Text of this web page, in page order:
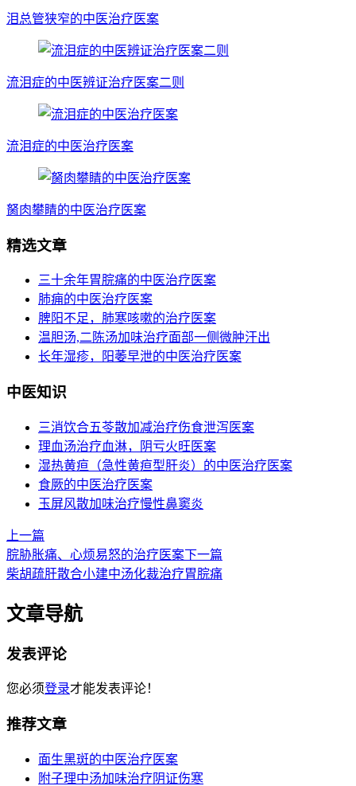
泪总管狭窄的中医治疗医案
流泪症的中医辨证治疗医案二则
流泪症的中医治疗医案
胬肉攀睛的中医治疗医案
精选文章
三十余年胃脘痛的中医治疗医案
肺痈的中医治疗医案
脾阳不足，肺寒咳嗽的治疗医案
温胆汤,二陈汤加味治疗面部一侧微肿汗出
长年湿疹，阳萎早泄的中医治疗医案
中医知识
三消饮合五苓散加减治疗伤食泄泻医案
理血汤治疗血淋，阴亏火旺医案
湿热黄疸（急性黄疸型肝炎）的中医治疗医案
食厥的中医治疗医案
玉屏风散加味治疗慢性鼻窦炎
上一篇
脘胁胀痛、心烦易怒的治疗医案下一篇
柴胡疏肝散合小建中汤化裁治疗胃脘痛
文章导航
发表评论
您必须登录才能发表评论！
推荐文章
面生黑斑的中医治疗医案
附子理中汤加味治疗阴证伤寒